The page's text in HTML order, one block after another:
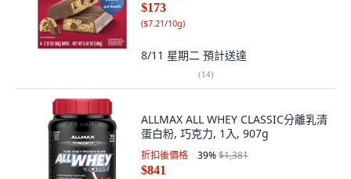
$173
($7.21/10g)
8/11 星期二 預計送達
(14)
ALLMAX ALL WHEY CLASSIC分離乳清
蛋白粉, 巧克力, 1入, 907g
折扣後價格 39%$1,381
$841